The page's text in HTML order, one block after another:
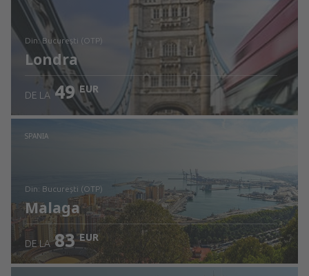
din: București (OTP)
Londra
Verificați detaliile
DE LA 49 EUR
SPANIA
din: București (OTP)
Malaga
DE LA 83 EUR